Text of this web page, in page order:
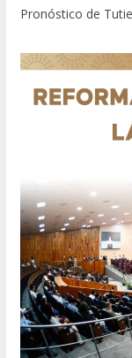
Pronóstico de